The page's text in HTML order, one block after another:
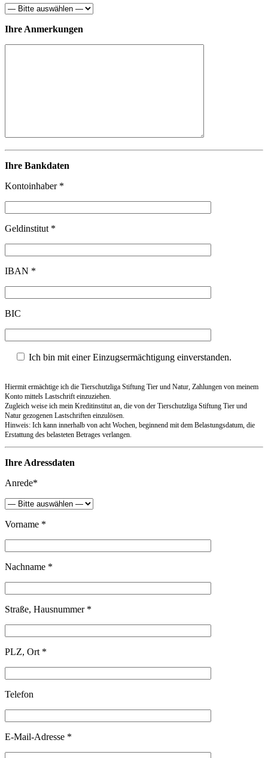
Ihre Anmerkungen
Ihre Bankdaten
Kontoinhaber *
Geldinstitut *
IBAN *
BIC
Ich bin mit einer Einzugsermächtigung einverstanden.
Hiermit ermächtige ich die Tierschutzliga Stiftung Tier und Natur, Zahlungen von meinem
Konto mittels Lastschrift einzuziehen.
Zugleich weise ich mein Kreditinstitut an, die von der Tierschutzliga Stiftung Tier und
Natur gezogenen Lastschriften einzulösen.
Hinweis: Ich kann innerhalb von acht Wochen, beginnend mit dem Belastungsdatum, die
Erstattung des belasteten Betrages verlangen.
Ihre Adressdaten
Anrede*
Vorname *
Nachname *
Straße, Hausnummer *
PLZ, Ort *
Telefon
E-Mail-Adresse *